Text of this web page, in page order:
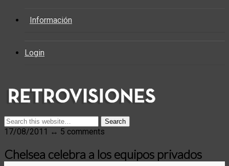
Información
Login
17/08/2011 ↔ 5 comments
Chelsea celebra a los equipos privados